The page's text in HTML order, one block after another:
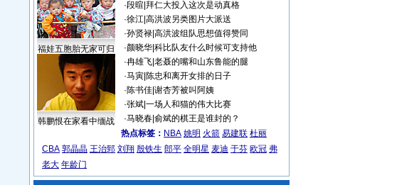
福娃五胞胎无家可归
韩鹏恨在家看中缅战
·段暄 拜仁大投入这次是动真格
·徐江| 高洪波另类图片大派送
·孙贤禄| 高洪波组队思想值得赞同
·颜晓华| 科比队友什么时候可支持他
·冉雄飞| 老聂的嘴和山东鲁能的腿
·马寅| 陈忠和离开女排的日子
·陈书佳| 谢杏芳被叫阿姨
·张斌| 一场人和猫的伟大比赛
·马晓春| 俞斌的棋王是谁封的？
热点标签： NBA 姚明 火箭 易建联 杜丽
CBA 郭晶晶 王治郅 刘翔 殷铁生 郎平 全明星 麦迪 于芬 欧冠 弗
老大 年龄门